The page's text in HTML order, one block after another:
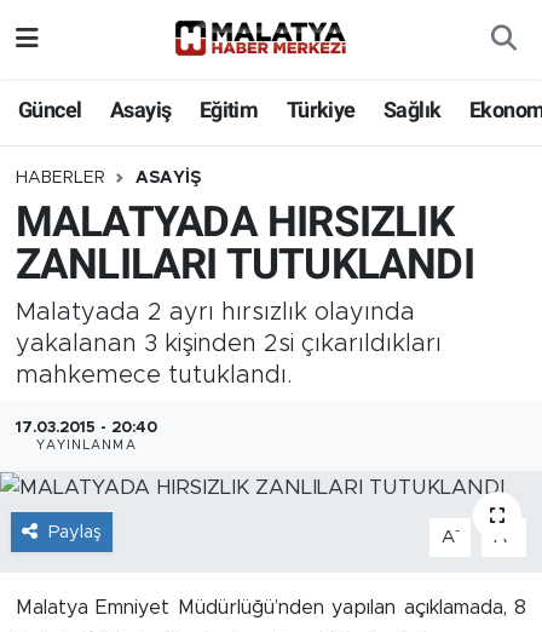
Güncel Asayiş Eğitim Türkiye Sağlık
HABERLER ASAYIŞ
MALATYADA HIRSIZLIK
ZANLILARI TUTUKLANDI
Malatyada 2 ayrı hırsızlık olayında
yakalanan 3 kişinden 2si çıkarıldıkları
mahkemece tutuklandı.
17.03.2015 - 20:40
YAYINLANMA
Paylaş A- A
Malatya Emniyet Müdürlüğü’nden yapılan açıklamada, 8
Eğitim
Türkiye
Sağlık
Ekonomi
Teknoloji